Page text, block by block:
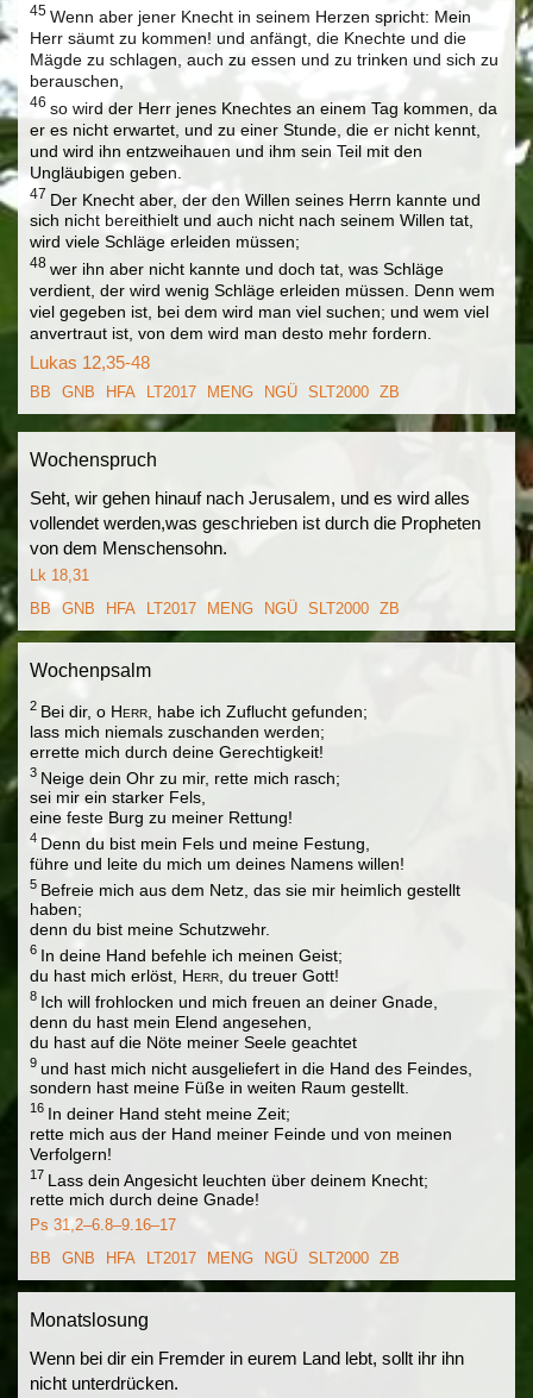
45 Wenn aber jener Knecht in seinem Herzen spricht: Mein
Herr säumt zu kommen! und anfängt, die Knechte und die
Mägde zu schlagen, auch zu essen und zu trinken und sich zu
berauschen,
46 so wird der Herr jenes Knechtes an einem Tag kommen, da
er es nicht erwartet, und zu einer Stunde, die er nicht kennt,
und wird ihn entzweihauen und ihm sein Teil mit den
Ungläubigen geben.
47 Der Knecht aber, der den Willen seines Herrn kannte und
sich nicht bereithielt und auch nicht nach seinem Willen tat,
wird viele Schläge erleiden müssen;
48 wer ihn aber nicht kannte und doch tat, was Schläge
verdient, der wird wenig Schläge erleiden müssen. Denn wem
viel gegeben ist, bei dem wird man viel suchen; und wem viel
anvertraut ist, von dem wird man desto mehr fordern.
Lukas 12,35-48
BB GNB HFA LT2017 MENG NGÜ SLT2000 ZB
Wochenspruch
Seht, wir gehen hinauf nach Jerusalem, und es wird alles
vollendet werden,was geschrieben ist durch die Propheten
von dem Menschensohn.
Lk 18,31
BB
GNB HFA LT2017 MENG NGÜ SLT2000 ZB
Wochenpsalm
2 Bei dir, o Herr , habe ich Zuflucht gefunden;
lass mich niemals zuschanden werden;
errette mich durch deine Gerechtigkeit!
3 Neige dein Ohr zu mir, rette mich rasch;
sei mir ein starker Fels,
eine feste Burg zu meiner Rettung!
4 Denn du bist mein Fels und meine Festung,
führe und leite du mich um deines Namens willen!
5 Befreie mich aus dem Netz, das sie mir heimlich gestellt
haben;
denn du bist meine Schutzwehr.
6
In deine Hand befehle ich meinen Geist;
du hast mich erlöst,
Herr , du treuer Gott!
8 Ich will frohlocken und mich freuen an deiner Gnade,
denn du hast mein Elend angesehen,
du hast auf die Nöte meiner Seele geachtet
9 und hast mich nicht ausgeliefert in die Hand des Feindes,
sondern hast meine Füße in weiten Raum gestellt.
16 In deiner Hand steht meine Zeit;
rette mich aus der Hand meiner Feinde und von meinen
Verfolgern!
17 Lass dein Angesicht leuchten über deinem Knecht;
rette mich durch deine Gnade!
Ps 31,2–6.8–9.16–17
BB
GNB HFA LT2017 MENG NGÜ SLT2000 ZB
Monatslosung
Wenn bei dir ein Fremder in eurem Land lebt, sollt ihr ihn
nicht unterdrücken.